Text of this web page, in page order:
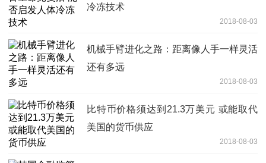
冷冻技术
2018-08-03
机械手臂进化之路：距离像人手一样灵活
还有多远
2018-08-03
比特币价格须达到21.3万美元 或能取代
美国的货币供应
2018-08-03